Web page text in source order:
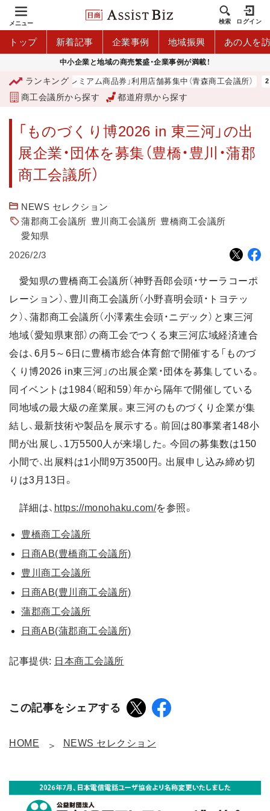
メニュー 検索 ログイン
トップ 新着記事 企業事例 地域振興 あの人を
中小企業と地域の商売繁盛・企業事例が満載！
ランキング
「青森市プレミアム商品券」利用店舗募集中（青森商工会議所）
商工会議所から探す 都道府県から探す
「ものづくり博2026 in 東三河」の出
展企業・団体を募集（豊橋・豊川・蒲郡
商工会議所）
NEWS セレクション
蒲郡商工会議所 豊川商工会議所 豊橋商工会議所
愛知県
2026/2/3
愛知県の豊橋商工会議所（神野吾郎会頭・サーラコーポ
レーション）、豊川商工会議所（小野喜明会頭・トヨテッ
ク）、蒲郡商工会議所（小澤素生会頭・ニデック）と東三河
地域（愛知県東部）の商工会でつくる東三河広域経済連合
会は、6月5～6日に豊橋市総合体育館で開催する「ものづ
くり博2026 in東三河」の出展企業・団体を募集している。
同イベントは1984（昭和59）年から隔年で開催している
同地域の最大級の産業展。東三河のものづくり企業が集
結し、最新技術や製品を展示する。前回は80事業者148小
間が出展し、1万5500人が来場した。今回の募集数は150
小間で、出展料は1小間9万3500円。出展申し込み締め切
りは3月13日。
詳細は、 https://monohaku.com/を参照。
豊橋商工会議所
日商AB(豊橋商工会議所)
豊川商工会議所
日商AB(豊川商工会議所)
蒲郡商工会議所
日商AB(蒲郡商工会議所)
記事提供: 日本商工会議所
この記事をシェアする
HOME NEWS セレクション